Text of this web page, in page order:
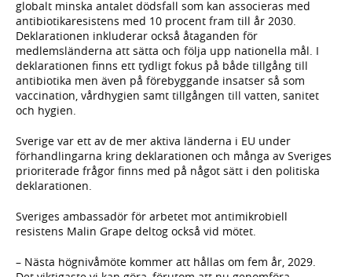
globalt minska antalet dödsfall som kan associeras med
antibiotikaresistens med 10 procent fram till år 2030.
Deklarationen inkluderar också åtaganden för
medlemsländerna att sätta och följa upp nationella mål. I
deklarationen finns ett tydligt fokus på både tillgång till
antibiotika men även på förebyggande insatser så som
vaccination, vårdhygien samt tillgången till vatten, sanitet
och hygien.
Sverige var ett av de mer aktiva länderna i EU under
förhandlingarna kring deklarationen och många av Sveriges
prioriterade frågor finns med på något sätt i den politiska
deklarationen.
Sveriges ambassadör för arbetet mot antimikrobiell
resistens Malin Grape deltog också vid mötet.
– Nästa högnivåmöte kommer att hållas om fem år, 2029.